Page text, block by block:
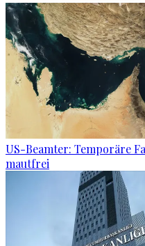
US-Beamter: Temporäre
mautfrei